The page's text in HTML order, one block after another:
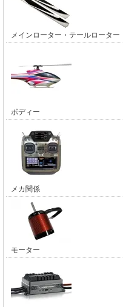
メインローター・テールローター
ボディー
メカ関係
モーター